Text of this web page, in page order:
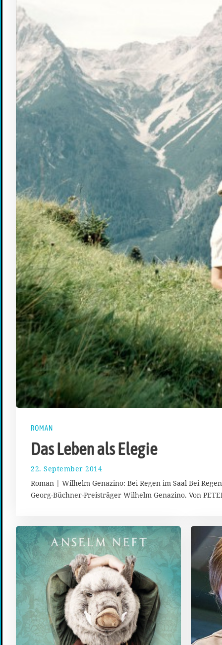
ROMAN
Das Leben als Elegie
22. September 2014
.
O
o
b
e
r
2
0
1
4
Roman | Wilhelm Genazino: Bei Regen im Saal Bei
Georg-Büchner-Preisträger Wilhelm Genazino. Von